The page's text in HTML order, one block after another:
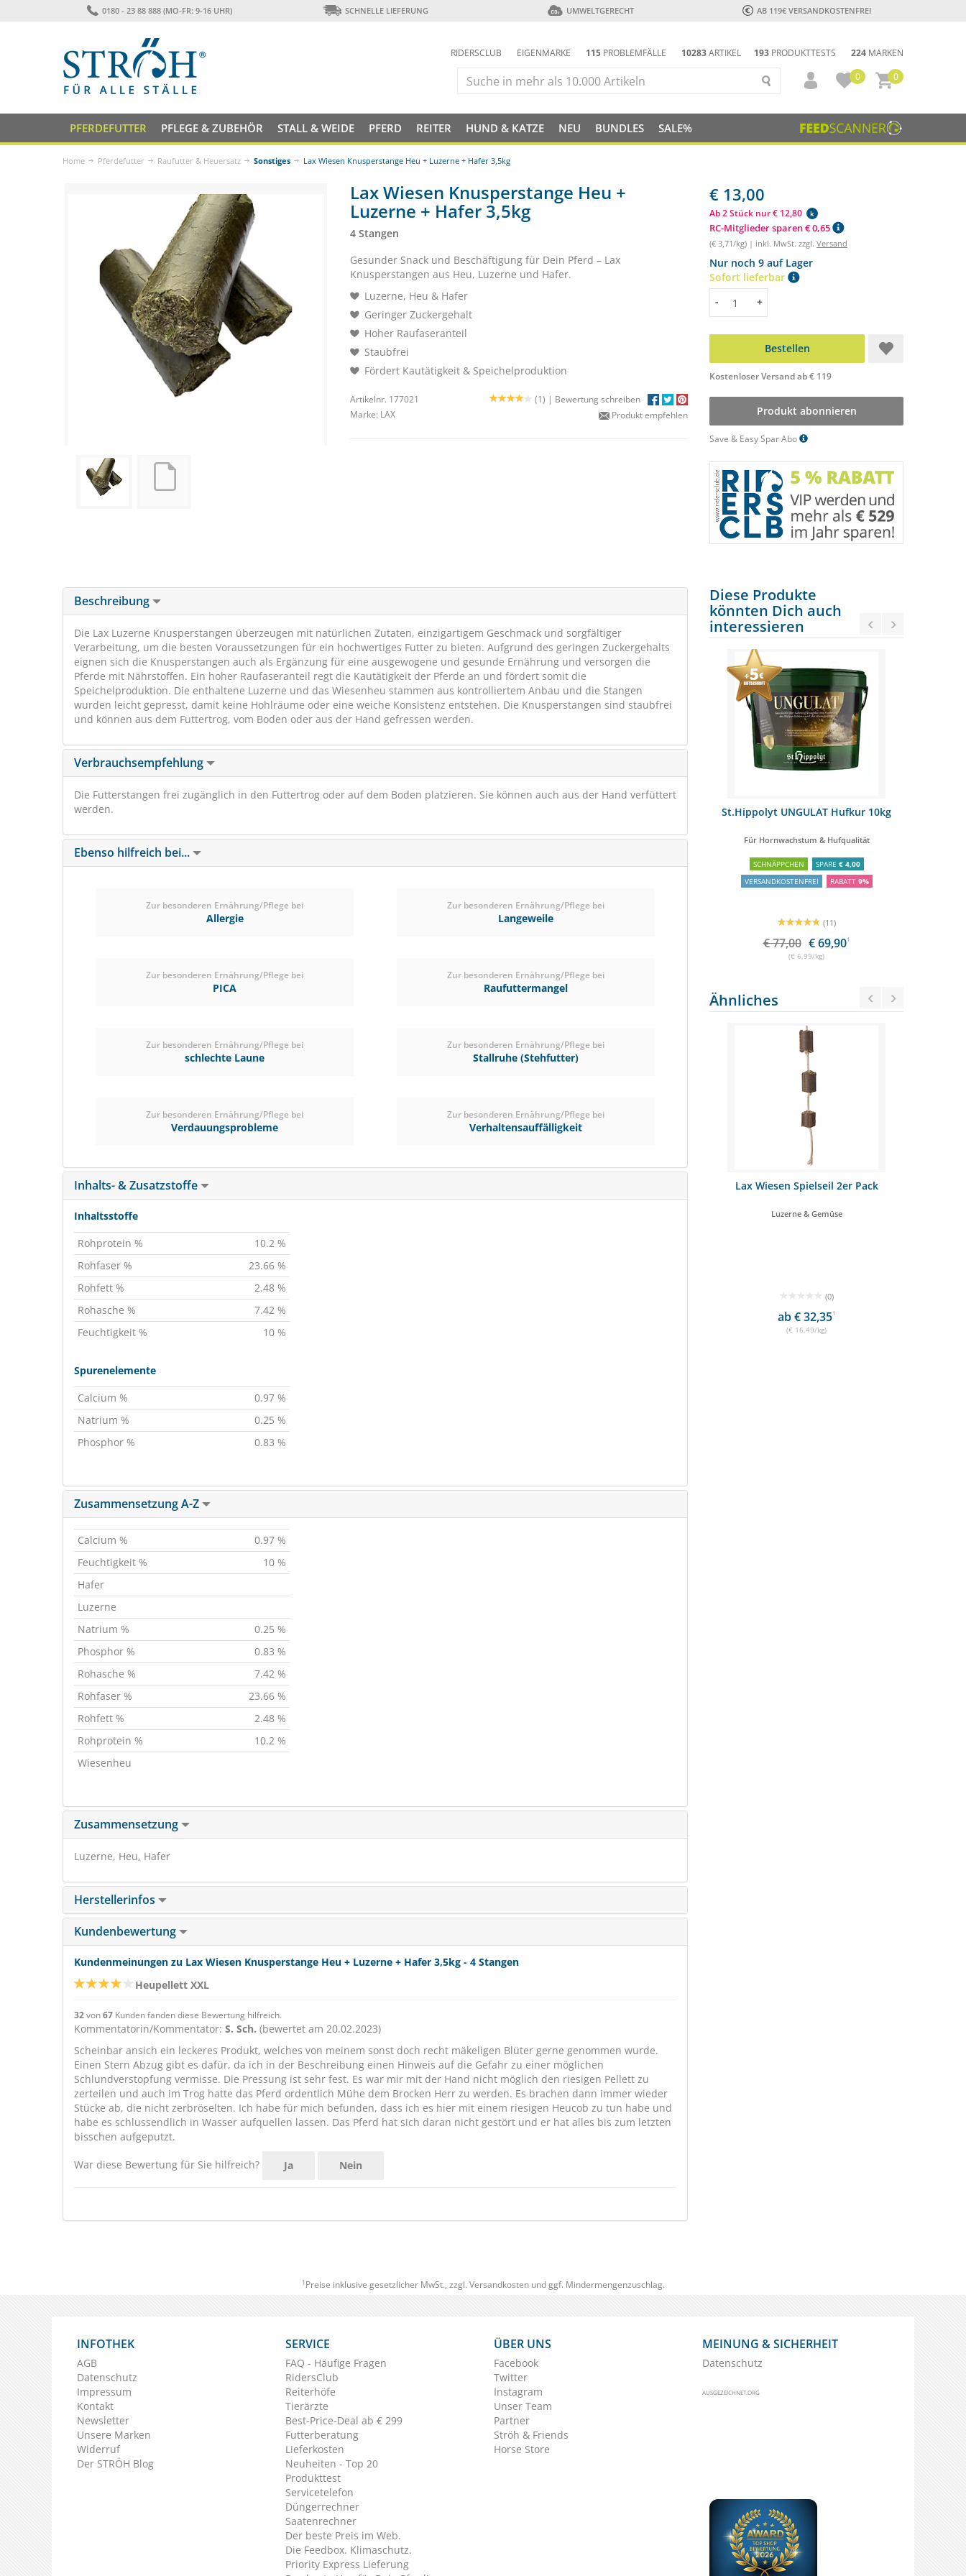
0180 - 23 88 888 (MO-FR: 9-16 UHR) SCHNELLE LIEFERUNG UMWELTGERECHT AB 119€ VERSANDKOSTENFREI
193 PRODUKTTESTS 224 MARKEN
RIDERSCLUB EIGENMARKE 115 PROBLEMFÄLLE 10283ARTIKEL
0
0
PFERDEFUTTER PFLEGE & ZUBEHÖR STALL & WEIDE PFERD REITER HUND & KATZE NEU BUNDLES SALE%
Home Pferdefutter Raufutter & Heuersatz Sonstiges Lax Wiesen Knusperstange Heu + Luzerne + Hafer 3,5kg
Lax Wiesen Knusperstange Heu +
Luzerne + Hafer 3,5kg
4 Stangen
Gesunder Snack und Beschäftigung für Dein Pferd – Lax
Knusperstangen aus Heu, Luzerne und Hafer.
Luzerne, Heu & Hafer
Geringer Zuckergehalt
Hoher Raufaseranteil
Staubfrei
Fördert Kautätigkeit & Speichelproduktion
Artikelnr. 177021 (1) | Bewertung schreiben
Marke: LAX Produkt empfehlen
€ 13,00
Ab 2 Stück nur € 12,80 k
RC-Mitglieder sparen € 0,65
(€ 3,71/kg) | inkl. MwSt. zzgl. Versand
Nur noch 9 auf Lager
Sofort lieferbar
Menge
- +
Bestellen
Kostenloser Versand ab € 119
Produkt abonnieren
Save & Easy Spar Abo
Beschreibung
Die Lax Luzerne Knusperstangen überzeugen mit natürlichen Zutaten, einzigartigem Geschmack und sorgfältiger
Verarbeitung, um die besten Voraussetzungen für ein hochwertiges Futter zu bieten. Aufgrund des geringen Zuckergehalts
eignen sich die Knusperstangen auch als Ergänzung für eine ausgewogene und gesunde Ernährung und versorgen die
Pferde mit Nährstoffen. Ein hoher Raufaseranteil regt die Kautätigkeit der Pferde an und fördert somit die
Speichelproduktion. Die enthaltene Luzerne und das Wiesenheu stammen aus kontrolliertem Anbau und die Stangen
wurden leicht gepresst, damit keine Hohlräume oder eine weiche Konsistenz entstehen. Die Knusperstangen sind staubfrei
und können aus dem Futtertrog, vom Boden oder aus der Hand gefressen werden.
Verbrauchsempfehlung
Die Futterstangen frei zugänglich in den Futtertrog oder auf dem Boden platzieren. Sie können auch aus der Hand verfüttert
werden.
Ebenso hilfreich bei...
Zur besonderen Ernährung/Pflege bei
Allergie
Zur besonderen Ernährung/Pflege bei
Langeweile
Zur besonderen Ernährung/Pflege bei
PICA
Zur besonderen Ernährung/Pflege bei
Raufuttermangel
Zur besonderen Ernährung/Pflege bei
schlechte Laune
Zur besonderen Ernährung/Pflege bei
Stallruhe (Stehfutter)
Zur besonderen Ernährung/Pflege bei
Verdauungsprobleme
Zur besonderen Ernährung/Pflege bei
Verhaltensauffälligkeit
Inhalts- & Zusatzstoffe
Inhaltsstoffe
Rohprotein %
10.2 %
Rohfaser %
23.66 %
Rohfett %
2.48 %
Rohasche %
7.42 %
Feuchtigkeit %
10 %
Spurenelemente
Calcium %
0.97 %
Natrium %
0.25 %
Phosphor %
0.83 %
Zusammensetzung A-Z
Calcium %
0.97 %
Feuchtigkeit %
10 %
Hafer
Luzerne
Natrium %
0.25 %
Phosphor %
0.83 %
Rohasche %
7.42 %
Rohfaser %
23.66 %
Rohfett %
2.48 %
Rohprotein %
10.2 %
Wiesenheu
Zusammensetzung
Luzerne, Heu, Hafer
Herstellerinfos
Kundenbewertung
Kundenmeinungen zu Lax Wiesen Knusperstange Heu + Luzerne + Hafer 3,5kg - 4 Stangen
Heupellett XXL
32von67 Kunden fanden diese Bewertung hilfreich.
Kommentatorin/Kommentator: S. Sch. (bewertet am 20.02.2023)
Scheinbar ansich ein leckeres Produkt, welches von meinem sonst doch recht mäkeligen Blüter gerne genommen wurde.
Einen Stern Abzug gibt es dafür, da ich in der Beschreibung einen Hinweis auf die Gefahr zu einer möglichen
Schlundverstopfung vermisse. Die Pressung ist sehr fest. Es war mir mit der Hand nicht möglich den riesigen Pellett zu
zerteilen und auch im Trog hatte das Pferd ordentlich Mühe dem Brocken Herr zu werden. Es brachen dann immer wieder
Stücke ab, die nicht zerbröselten. Ich habe für mich befunden, dass ich es hier mit einem riesigen Heucob zu tun habe und
habe es schlussendlich in Wasser aufquellen lassen. Das Pferd hat sich daran nicht gestört und er hat alles bis zum letzten
bisschen aufgeputzt.
War diese Bewertung für Sie hilfreich? Ja Nein
Diese Produkte
könnten Dich auch
interessieren
Mineralstoffe & Spurenelemente
St.Hippolyt UNGULAT Hufkur 10kg
Für Hornwachstum & Hufqualität
SCHNÄPPCHEN SPARE € 4,00
VERSANDKOSTENFREI
RABATT 9%
(11)
€ 77,00 € 69,901
(€ 6,99/kg)
Ähnliches
Lax Wiesen Spielseil 2er Pack
Luzerne & Gemüse
(0)
ab € 32,351
(€ 16,49/kg)
1 Preise inklusive gesetzlicher MwSt., zzgl. Versandkostenund ggf. Mindermengenzuschlag.
INFOTHEK
AGB
Datenschutz
Impressum
Kontakt
Newsletter
Unsere Marken
Widerruf
Der STRÖH Blog
SERVICE
FAQ - Häufige Fragen
RidersClub
Reiterhöfe
Tierärzte
Best-Price-Deal ab € 299
Futterberatung
Lieferkosten
Neuheiten - Top 20
Produkttest
Servicetelefon
Düngerrechner
Saatenrechner
Der beste Preis im Web.
Die Feedbox. Klimaschutz.
Priority Express Lieferung
ÜBER UNS
Facebook
Twitter
Instagram
Unser Team
Partner
Ströh & Friends
Horse Store
MEINUNG & SICHERHEIT
Datenschutz
AUSGEZEICHNET.ORG